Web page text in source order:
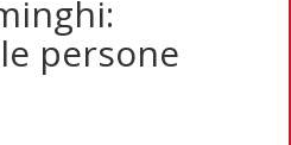
persone